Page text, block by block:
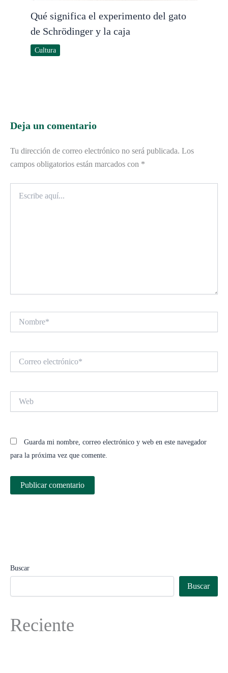
Qué significa el experimento del gato
de Schrödinger y la caja
Cultura
Deja un comentario
Tu dirección de correo electrónico no será publicada. Los
campos obligatorios están marcados con *
aquí...
electrónico*
Guarda mi nombre, correo electrónico y web en este navegador
para la próxima vez que comente.
Buscar
Buscar
Reciente